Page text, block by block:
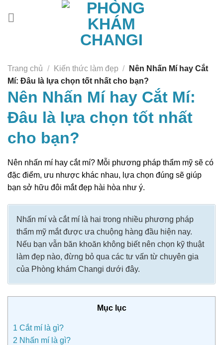
Trang chủ / Kiến thức làm đẹp /
Nên Nhấn Mí hay Cắt
Mí: Đâu là lựa chọn tốt nhất cho bạn?
Nên Nhấn Mí hay Cắt Mí:
Đâu là lựa chọn tốt nhất
cho bạn?
Nên nhấn mí hay cắt mí? Mỗi phương pháp thẩm mỹ sẽ có
đặc điểm, ưu nhược khác nhau, lựa chọn đúng sẽ giúp
bạn sở hữu đôi mắt đẹp hài hòa như ý.
Nhấn mí và cắt mí là hai trong nhiều phương pháp
thẩm mỹ mắt được ưa chuộng hàng đầu hiện nay.
Nếu bạn vẫn băn khoăn không biết nên chọn kỹ thuật
làm đẹp nào, đừng bỏ qua các tư vấn từ chuyên gia
của Phòng khám Changi dưới đây.
Mục lục
1 Cắt mí là gì?
2 Nhấn mí là gì?